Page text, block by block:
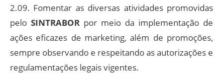
2.09. Fomentar as diversas atividades promovidas
pelo SINTRABOR por meio da implementação de
ações eficazes de marketing, além de promoções,
sempre observando e respeitando as autorizações e
regulamentações legais vigentes.